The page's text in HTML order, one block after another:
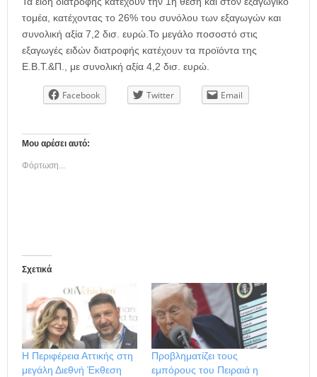
τομέα, κατέχοντας το 26% του συνόλου των εξαγωγών και
συνολική αξία 7,2 δισ. ευρώ.Το μεγάλο ποσοστό στις
εξαγωγές ειδών διατροφής κατέχουν τα προϊόντα της
Ε.Β.Τ.&Π., με συνολική αξία 4,2 δισ. ευρώ.
Facebook Twitter Email
Μου αρέσει αυτό:
Φόρτωση...
Σχετικά
Η Περιφέρεια Αττικής στη
μεγάλη Διεθνή Έκθεση
Προβληματίζει τους
εμπόρους του Πειραιά η